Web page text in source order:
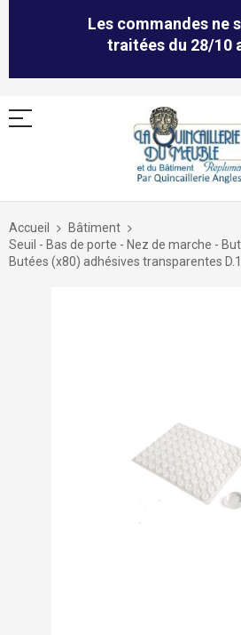
Les commandes ne
traitées du 28/10
Allez
contenu
Accueil
Bâtiment
Seuil - Bas de porte - Nez de marche -
Butées (x80) adhésives transparentes